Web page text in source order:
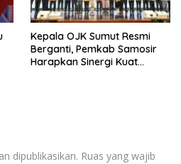
Kepala OJK Sumut Resmi
Berganti, Pemkab Samosir
Harapkan Sinergi Kuat
dipublikasikan. Ruas yang wajib